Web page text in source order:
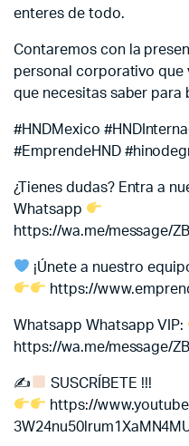
enteres de todo.
Contaremos con la
personal corporativo
que necesitas saber para
#HNDMexico
#EmprendeHND
¿Tienes dudas? Entra a
Whatsapp
https://wa.me/message/
¡Únete a nuestro
https://
Whatsapp Whatsapp VIP:
https://wa.me/message/
✍
SUSCRÍBETE !!!
https://